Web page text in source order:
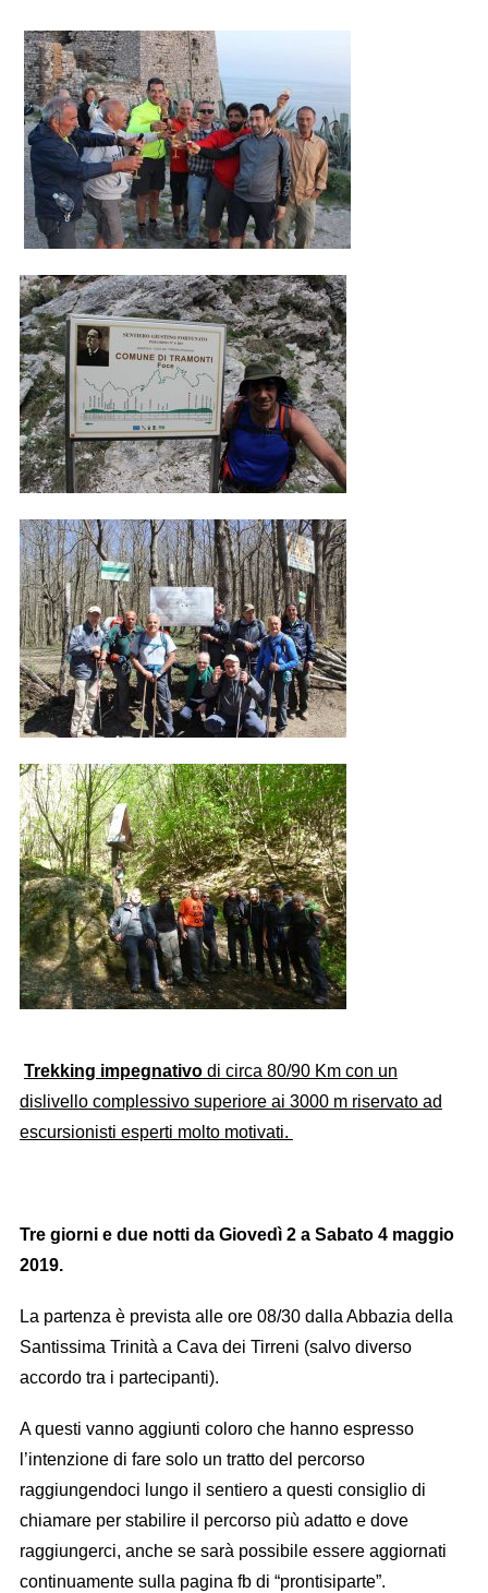
Trekking impegnativodi circa 80/90 Km con un
dislivello complessivo superiore ai 3000 m riservato ad
escursionisti esperti molto motivati.
Tre giorni e due notti da Giovedì 2 a Sabato 4 maggio
2019.
La partenza è prevista alle ore 08/30 dalla Abbazia della
Santissima Trinità a Cava dei Tirreni (salvo diverso
accordo tra i partecipanti).
A questi vanno aggiunti coloro che hanno espresso
l’intenzione di fare solo un tratto del percorso
raggiungendoci lungo il sentiero a questi consiglio di
chiamare per stabilire il percorso più adatto e dove
raggiungerci, anche se sarà possibile essere aggiornati
continuamente sulla pagina fb di “prontisiparte”.